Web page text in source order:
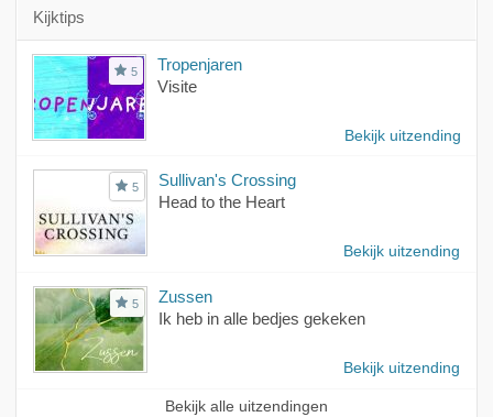
Kijktips
5
Tropenjaren
Visite
Bekijk uitzending
5
Sullivan's Crossing
Head to the Heart
Bekijk uitzending
5
Zussen
Ik heb in alle bedjes gekeken
Bekijk uitzending
Bekijk alle uitzendingen